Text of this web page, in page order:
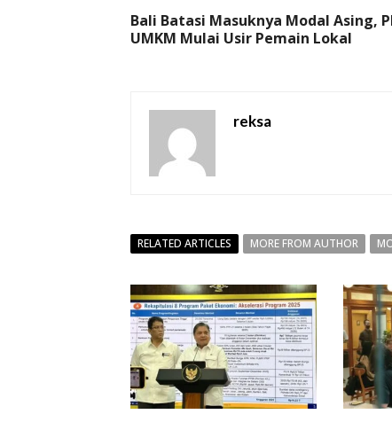
Bali Batasi Masuknya Modal Asing,
UMKM Mulai Usir Pemain Lokal
reksa
RELATED ARTICLES MORE FROM AUTHOR